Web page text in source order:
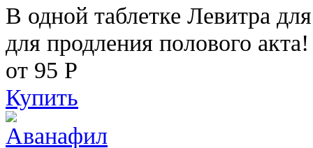
В одной таблетке Левитра
для продления полового акта!
от 95 Р
Купить